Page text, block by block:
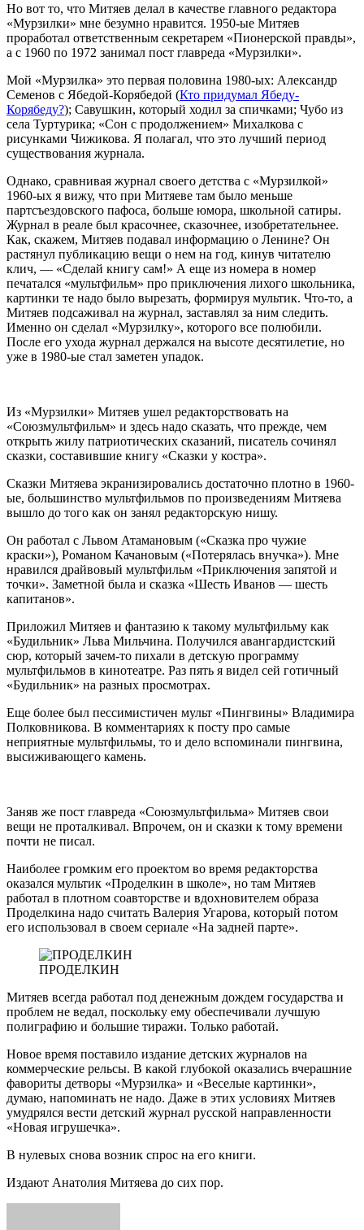
Но вот то, что Митяев делал в качестве главного редактора
«Мурзилки» мне безумно нравится. 1950-ые Митяев
проработал ответственным секретарем «Пионерской правды»,
а с 1960 по 1972 занимал пост главреда «Мурзилки».
Мой «Мурзилка» это первая половина 1980-ых: Александр
Семенов с Ябедой-Корябедой (Кто придумал Ябеду-
Корябеду?); Савушкин, который ходил за спичками; Чубо из
села Туртурика; «Сон с продолжением» Михалкова с
рисунками Чижикова. Я полагал, что это лучший период
существования журнала.
Однако, сравнивая журнал своего детства с «Мурзилкой»
1960-ых я вижу, что при Митяеве там было меньше
партсъездовского пафоса, больше юмора, школьной сатиры.
Журнал в реале был красочнее, сказочнее, изобретательнее.
Как, скажем, Митяев подавал информацию о Ленине? Он
растянул публикацию вещи о нем на год, кинув читателю
клич, — «Сделай книгу сам!» А еще из номера в номер
печатался «мультфильм» про приключения лихого школьника,
картинки те надо было вырезать, формируя мультик. Что-то, а
Митяев подсаживал на журнал, заставлял за ним следить.
Именно он сделал «Мурзилку», которого все полюбили.
После его ухода журнал держался на высоте десятилетие, но
уже в 1980-ые стал заметен упадок.
Из «Мурзилки» Митяев ушел редакторствовать на
«Союзмультфильм» и здесь надо сказать, что прежде, чем
открыть жилу патриотических сказаний, писатель сочинял
сказки, составившие книгу «Сказки у костра».
Сказки Митяева экранизировались достаточно плотно в 1960-
ые, большинство мультфильмов по произведениям Митяева
вышло до того как он занял редакторскую нишу.
Он работал с Львом Атамановым («Сказка про чужие
краски»), Романом Качановым («Потерялась внучка»). Мне
нравился драйвовый мультфильм «Приключения запятой и
точки». Заметной была и сказка «Шесть Иванов — шесть
капитанов».
Приложил Митяев и фантазию к такому мультфильму как
«Будильник» Льва Мильчина. Получился авангардистский
сюр, который зачем-то пихали в детскую программу
мультфильмов в кинотеатре. Раз пять я видел сей готичный
«Будильник» на разных просмотрах.
Еще более был пессимистичен мульт «Пингвины» Владимира
Полковникова. В комментариях к посту про самые
неприятные мультфильмы, то и дело вспоминали пингвина,
высиживающего камень.
Заняв же пост главреда «Союзмультфильма» Митяев свои
вещи не проталкивал. Впрочем, он и сказки к тому времени
почти не писал.
Наиболее громким его проектом во время редакторства
оказался мультик «Проделкин в школе», но там Митяев
работал в плотном соавторстве и вдохновителем образа
Проделкина надо считать Валерия Угарова, который потом
его использовал в своем сериале «На задней парте».
ПРОДЕЛКИН
Митяев всегда работал под денежным дождем государства и
проблем не ведал, поскольку ему обеспечивали лучшую
полиграфию и большие тиражи. Только работай.
Новое время поставило издание детских журналов на
коммерческие рельсы. В какой глубокой оказались вчерашние
фавориты детворы «Мурзилка» и «Веселые картинки»,
думаю, напоминать не надо. Даже в этих условиях Митяев
умудрялся вести детский журнал русской направленности
«Новая игрушечка».
В нулевых снова возник спрос на его книги.
Издают Анатолия Митяева до сих пор.